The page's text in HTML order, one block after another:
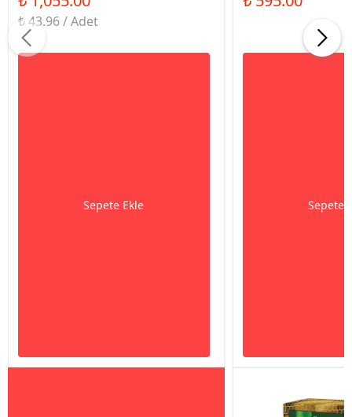
₺ 43.96 / Adet
Sepete Ekle Sepete